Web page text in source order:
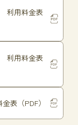
利用料金表
利用料金表
表（PDF）